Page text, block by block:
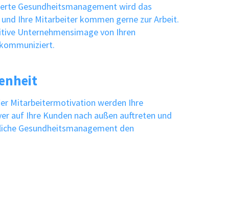
Gesundheitsmanagement wird das
Ihre Mitarbeiter kommen gerne zur Arbeit.
Unternehmensimage von Ihren
Mitarbeitermotivation werden Ihre
auf Ihre Kunden nach außen auftreten und
Gesundheitsmanagement den